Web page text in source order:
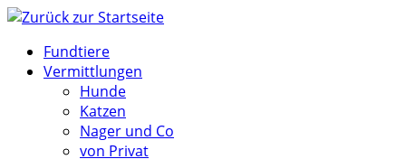
Zum
springenFundtiere
Vermittlungen
Hunde
Katzen
Nager und Co
von Privat